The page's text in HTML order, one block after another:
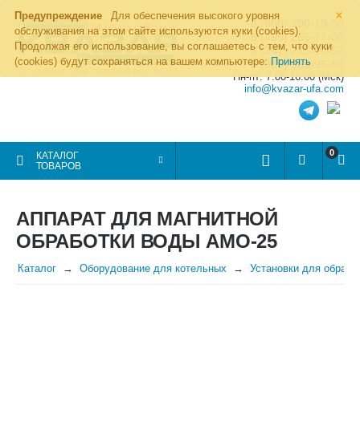
×
Предупреждение
Для обеспечения высокого уровня
обслуживания на этом сайте используются куки (cookies).
Продолжая его использование, вы соглашаетесь с тем, что куки
(cookies) будут сохраняться на вашем компьютере: Принять
8 (800) 700-19-50
8 (495) 255-77-08
8 (347) 225-00-52
8 (986) 963-95-80
Пн-пт: 7.00-16.00 (Мск)
info@kvazar-ufa.com
КАТАЛОГ
ТОВАРОВ
0
АППАРАТ ДЛЯ МАГНИТНОЙ
ОБРАБОТКИ ВОДЫ АМО-25
Каталог Оборудование для котельных Установки для